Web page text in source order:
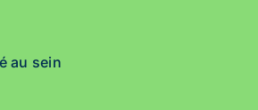
au sein